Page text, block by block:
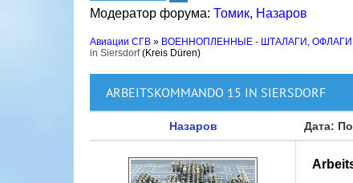
Модератор форума: Томик, Назаров
Авиации СГВ » ВОЕННОПЛЕННЫЕ - ШТАЛАГИ,
in Siersdorf (Kreis Düren)
ARBEITSKOMMANDO 15 IN SIERSDORF
Назаров Дата: